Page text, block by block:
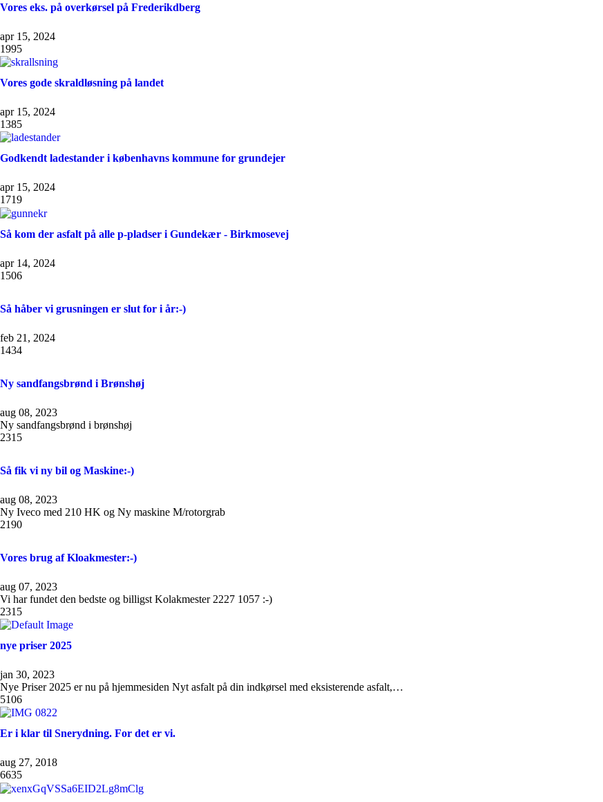
Vores eks. på overkørsel på Frederikdberg
apr 15, 2024
1995
Vores gode skraldløsning på landet
apr 15, 2024
1385
Godkendt ladestander i københavns kommune for grundejer
apr 15, 2024
1719
Så kom der asfalt på alle p-pladser i Gundekær - Birkmosevej
apr 14, 2024
1506
Så håber vi grusningen er slut for i år:-)
feb 21, 2024
1434
Ny sandfangsbrønd i Brønshøj
aug 08, 2023
Ny sandfangsbrønd i brønshøj
2315
Så fik vi ny bil og Maskine:-)
aug 08, 2023
Ny Iveco med 210 HK og Ny maskine M/rotorgrab
2190
Vores brug af Kloakmester:-)
aug 07, 2023
Vi har fundet den bedste og billigst Kolakmester 2227 1057 :-)
2315
nye priser 2025
jan 30, 2023
Nye Priser 2025 er nu på hjemmesiden Nyt asfalt på din indkørsel med eksisterende asfalt,…
5106
Er i klar til Snerydning. For det er vi.
aug 27, 2018
6635